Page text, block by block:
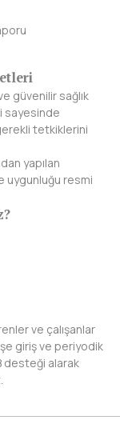
güvenilir sağlık
sayesinde
tetkiklerini
yapılan
uygunluğu resmi
ve çalışanlar
giriş ve periyodik
desteği alarak